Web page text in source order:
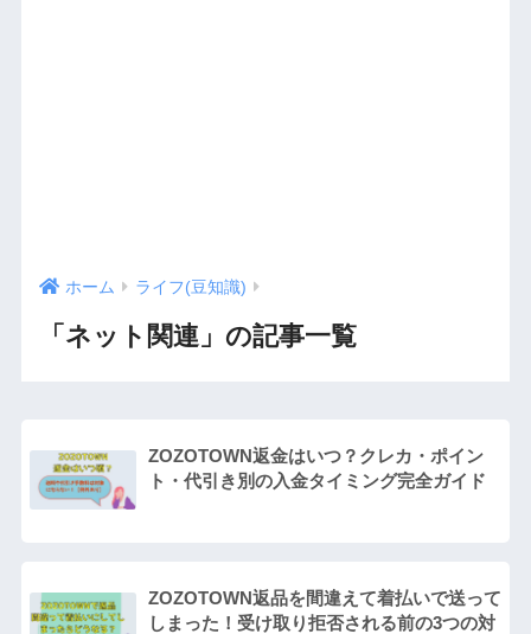
ホーム ライフ(豆知識)
「ネット関連」の記事一覧
ZOZOTOWN返金はいつ？クレカ・ポイン
ト・代引き別の入金タイミング完全ガイド
ZOZOTOWN返品を間違えて着払いで送って
しまった！受け取り拒否される前の3つの対